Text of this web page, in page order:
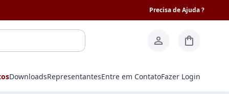
Precisa de Ajuda ?
DownloadsRepresentantesEntre em ContatoFazer Login